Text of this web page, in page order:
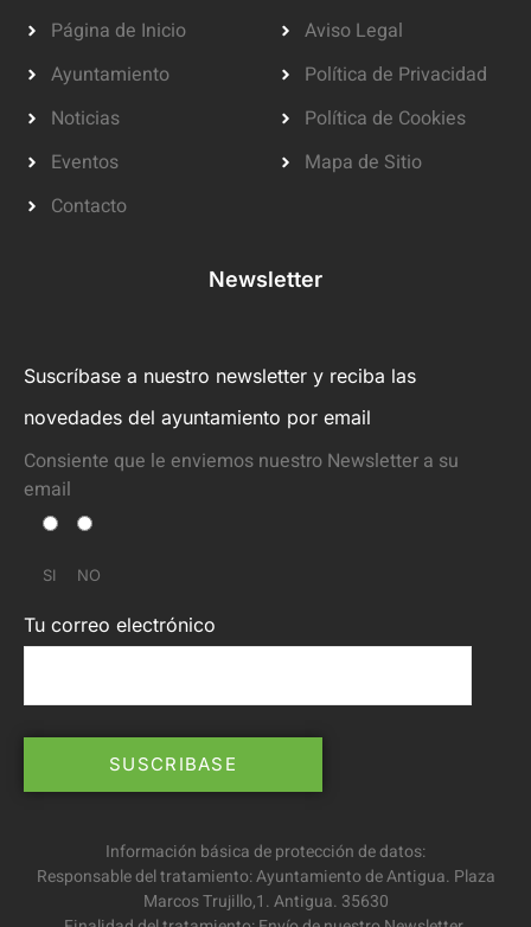
Página de Inicio
Ayuntamiento
Noticias
Eventos
Contacto
Aviso Legal
Política de Privacidad
Política de Cookies
Mapa de Sitio
Newsletter
Suscríbase a nuestro newsletter y reciba las
novedades del ayuntamiento por email
Consiente que le enviemos nuestro Newsletter a su
email
SI NO
Tu correo electrónico
Información básica de protección de datos:
Responsable del tratamiento: Ayuntamiento de Antigua. Plaza
Marcos Trujillo,1. Antigua. 35630